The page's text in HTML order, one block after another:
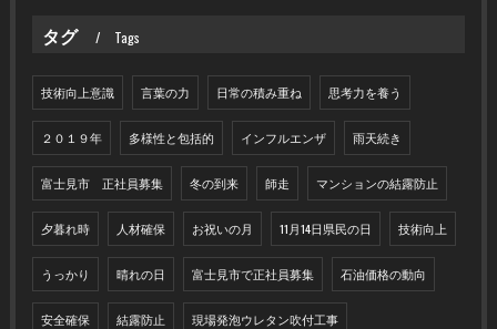
タグ Tags
技術向上意識 言葉の力 日常の積み重ね 思考力を養う
２０１９年 多様性と包括的 インフルエンザ 雨天続き
富士見市 正社員募集 冬の到来 師走 マンションの結露防止
夕暮れ時 人材確保 お祝いの月 11月14日県民の日 技術向上
うっかり 晴れの日 富士見市で正社員募集 石油価格の動向
安全確保 結露防止 現場発泡ウレタン吹付工事